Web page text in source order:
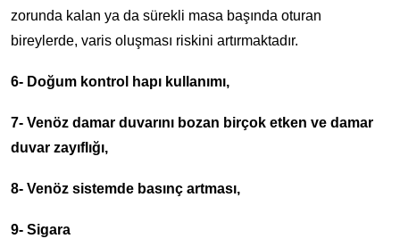
zorunda kalan ya da sürekli masa başında oturan
bireylerde, varis oluşması riskini artırmaktadır.
6- Doğum kontrol hapı kullanımı,
7- Venöz damar duvarını bozan birçok etken ve damar
duvar zayıflığı,
8- Venöz sistemde basınç artması,
9- Sigara